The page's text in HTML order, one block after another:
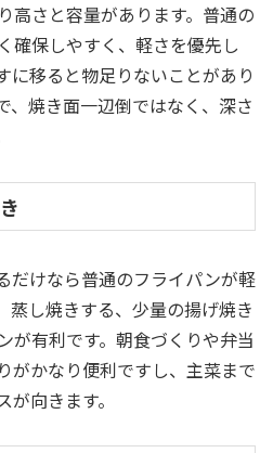
高さと容量があります。普通の
確保しやすく、軽さを優先し
に移ると物足りないことがあり
、焼き面一辺倒ではなく、深さ
だけなら普通のフライパンが軽
蒸し焼きする、少量の揚げ焼き
が有利です。朝食づくりや弁当
がかなり便利ですし、主菜まで
向きます。